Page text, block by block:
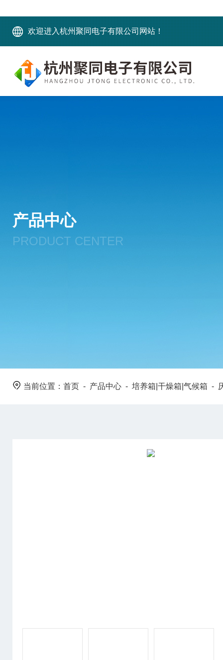
欢迎进入杭州聚同电子有限公司网站！
产品中心
PRODUCT CENTER
当前位置： 首页 - 产品中心 - 培养箱|干燥箱|气候箱 -